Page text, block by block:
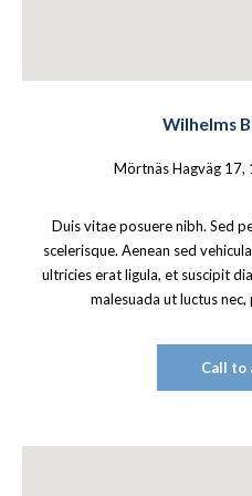
Wilhelms
Mörtnäs Hagväg 17,
Duis vitae posuere nibh. Sed
scelerisque. Aenean sed
ultricies erat ligula, et suscipit
malesuada ut luctus
Call to